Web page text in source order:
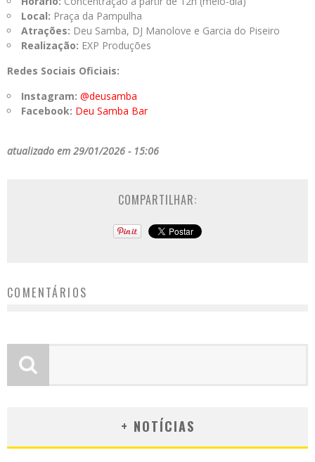
Local: Praça da Pampulha
Atrações: Deu Samba, DJ Manolove e Garcia do Piseiro
Realização: EXP Produções
Redes Sociais Oficiais:
Instagram: @deusamba
Facebook: Deu Samba Bar
atualizado em 29/01/2026 - 15:06
COMPARTILHAR:
COMENTÁRIOS
+ NOTÍCIAS